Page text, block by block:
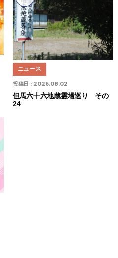
投稿日 : 2026.08.02
ニュース
但馬六十六地蔵霊場巡り その
24